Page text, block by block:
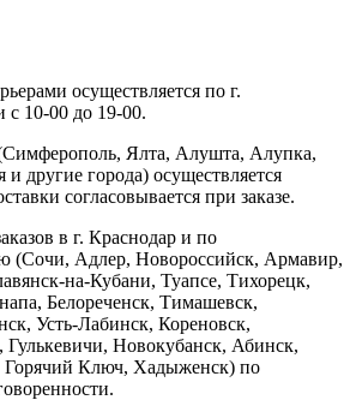
осуществляется по г.
с 10-00 до 19-00.
Ялта, Алушта, Алупка,
другие города) осуществляется
согласовывается при заказе.
в г. Краснодар и по
(Сочи, Адлер, Новороссийск, Армавир,
на-Кубани, Туапсе, Тихорецк,
Белореченск, Тимашевск,
Усть-Лабинск, Кореновск,
Новокубанск, Абинск,
Горячий Ключ, Хадыженск) по